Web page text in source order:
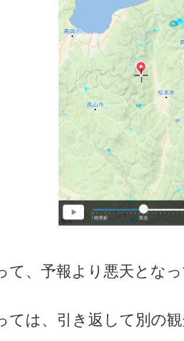
て、予報より悪天とな
ては、引き返して別の